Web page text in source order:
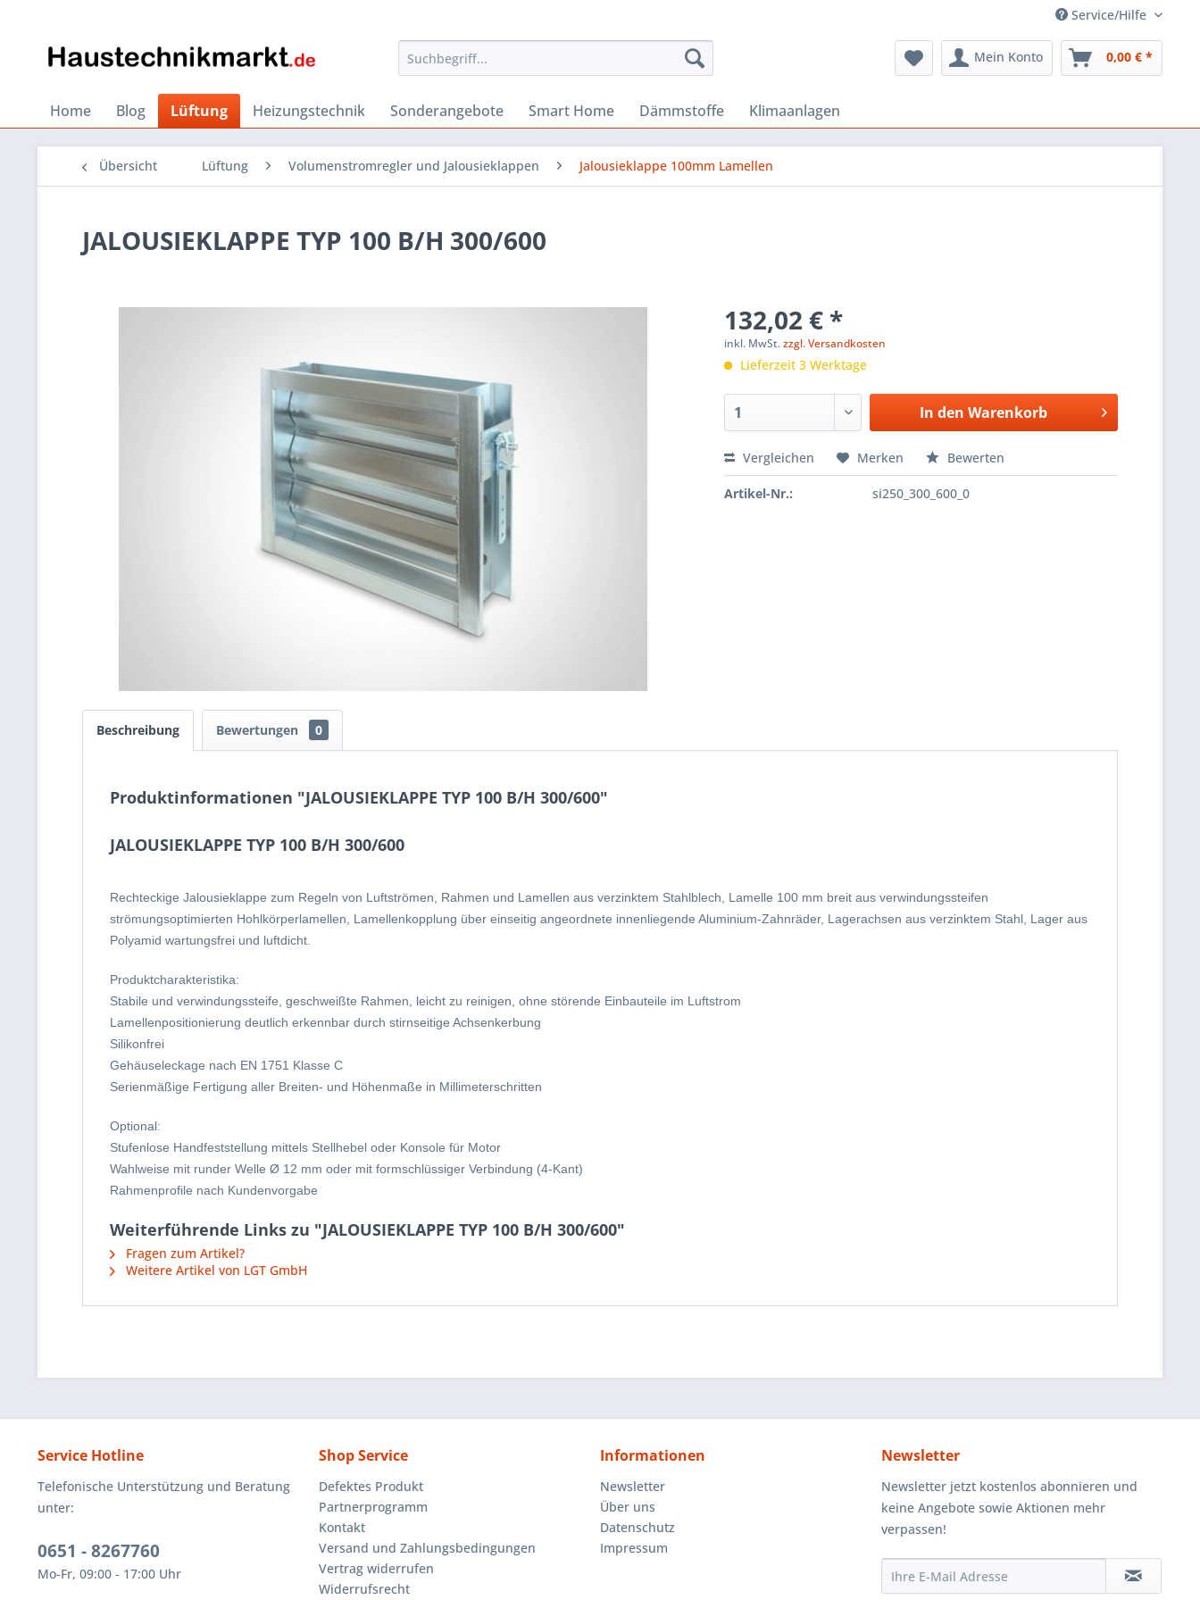
Service/Hilfe
Mein Konto 0,00 € *
Home Blog Lüftung Heizungstechnik Sonderangebote Smart Home Dämmstoffe Klimaanlagen
Übersicht Lüftung Volumenstromregler und Jalousieklappen Jalousieklappe 100mm Lamellen
JALOUSIEKLAPPE TYP 100 B/H 300/600
132,02 € *
inkl. MwSt.zzgl. Versandkosten
Lieferzeit 3 Werktage
In den Warenkorb
Vergleichen Merken Bewerten
Artikel-Nr.: si250_300_600_0
Beschreibung Bewertungen 0
Produktinformationen "JALOUSIEKLAPPE TYP 100 B/H 300/600"
JALOUSIEKLAPPE TYP 100 B/H 300/600
Rechteckige Jalousieklappe zum Regeln von Luftströmen, Rahmen und Lamellen aus verzinktem Stahlblech, Lamelle 100 mm breit aus verwindungssteifen
strömungsoptimierten Hohlkörperlamellen, Lamellenkopplung über einseitig angeordnete innenliegende Aluminium-Zahnräder, Lagerachsen aus verzinktem Stahl, Lager aus
Polyamid wartungsfrei und luftdicht.
Produktcharakteristika:
Stabile und verwindungssteife, geschweißte Rahmen, leicht zu reinigen, ohne störende Einbauteile im Luftstrom
Lamellenpositionierung deutlich erkennbar durch stirnseitige Achsenkerbung
Silikonfrei
Gehäuseleckage nach EN 1751 Klasse C
Serienmäßige Fertigung aller Breiten- und Höhenmaße in Millimeterschritten
Optional:
Stufenlose Handfeststellung mittels Stellhebel oder Konsole für Motor
Wahlweise mit runder Welle Ø 12 mm oder mit formschlüssiger Verbindung (4-Kant)
Rahmenprofile nach Kundenvorgabe
Weiterführende Links zu "JALOUSIEKLAPPE TYP 100 B/H 300/600"
Fragen zum Artikel?
Weitere Artikel von LGT GmbH
Service Hotline
Telefonische Unterstützung und Beratung
unter:
0651 - 8267760
Mo-Fr, 09:00 - 17:00 Uhr
Shop Service
Defektes Produkt
Partnerprogramm
Kontakt
Versand und Zahlungsbedingungen
Vertrag widerrufen
Widerrufsrecht
Informationen
Newsletter
Über uns
Datenschutz
Impressum
Newsletter
Newsletter jetzt kostenlos abonnieren und
keine Angebote sowie Aktionen mehr
verpassen!